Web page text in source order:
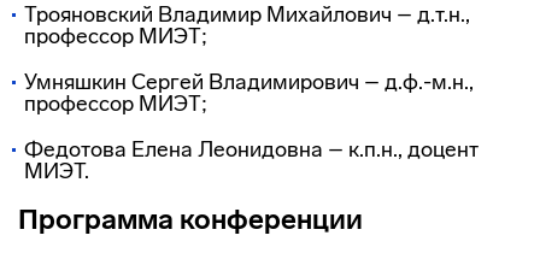
Трояновский Владимир Михайлович – д.т.н.,
профессор МИЭТ;
Умняшкин Сергей Владимирович – д.ф.-м.н.,
профессор МИЭТ;
Федотова Елена Леонидовна – к.п.н., доцент
МИЭТ.
Программа конференции